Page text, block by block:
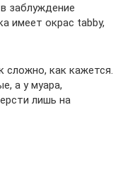
заблуждение
имеет окрас tabby,
сложно, как кажется.
a у муара,
лишь на